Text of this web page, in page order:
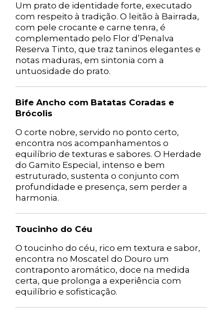
Um prato de identidade forte, executado
com respeito à tradição. O leitão à Bairrada,
com pele crocante e carne tenra, é
complementado pelo Flor d’Penalva
Reserva Tinto, que traz taninos elegantes e
notas maduras, em sintonia com a
untuosidade do prato.
Bife Ancho com Batatas Coradas e
Brócolis
O corte nobre, servido no ponto certo,
encontra nos acompanhamentos o
equilíbrio de texturas e sabores. O Herdade
do Gamito Especial, intenso e bem
estruturado, sustenta o conjunto com
profundidade e presença, sem perder a
harmonia.
Toucinho do Céu
O toucinho do céu, rico em textura e sabor,
encontra no Moscatel do Douro um
contraponto aromático, doce na medida
certa, que prolonga a experiência com
equilíbrio e sofisticação.